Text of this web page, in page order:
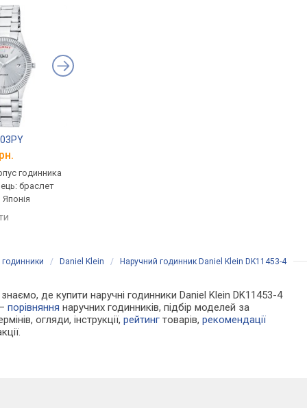
годинника
браслет
годинники / Daniel Klein / Наручний годинник Daniel Klein DK11453-4
де купити наручні годинники Daniel Klein DK11453-4
—порівняння наручних годинників, підбір моделей за
огляди, інструкції,рейтинг товарів,рекомендації